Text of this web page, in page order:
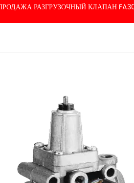
РАЗГРУЗОЧНЫЙ КЛАПАН